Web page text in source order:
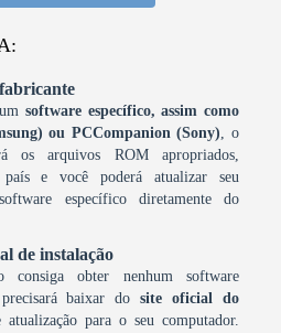
umsoftware específico, assim como
ou PCCompanion (Sony), o
os arquivos ROM apropriados,
país e você poderá atualizar seu
específico diretamente do
de instalação
consiga obter nenhum software
baixar dosite oficial do
atualização para o seu computador.